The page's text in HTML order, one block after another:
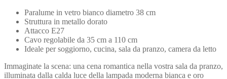
Paralume in vetro bianco diametro 38 cm
Struttura in metallo dorato
Attacco E27
Cavo regolabile da 35 cm a 110 cm
Ideale per soggiorno, cucina, sala da pranzo, camera da letto
Immaginate la scena: una cena romantica nella vostra sala da pranzo,
illuminata dalla calda luce della lampada moderna bianca e oro